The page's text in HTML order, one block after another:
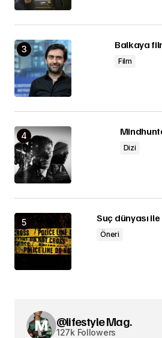
Balkaya
Film
Dizi
Suç dünyası
Öneri
@lifestyle Mag.
127k Followers